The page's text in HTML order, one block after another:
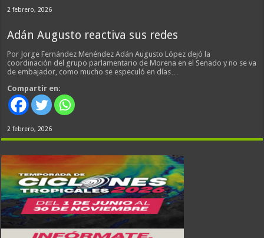
2 febrero, 2026
Adán Augusto reactiva sus redes
Por Jorge Fernández Menéndez Adán Augusto López dejó la
coordinación del grupo parlamentario de Morena en el Senado y no se va
de embajador, como mucho se especuló en días…
Compartir en:
2 febrero, 2026